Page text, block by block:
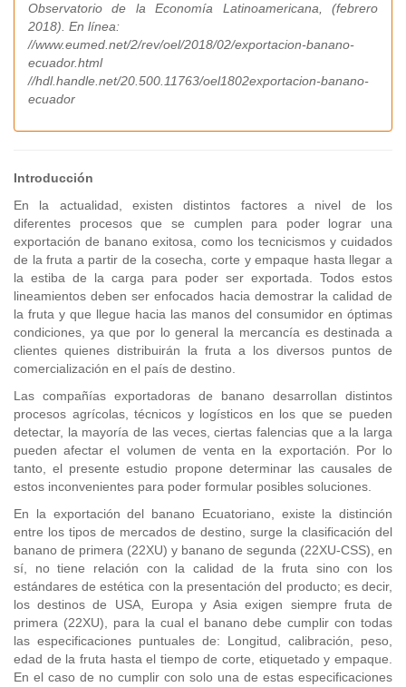
Observatorio de la Economía Latinoamericana, (febrero
2018). En línea:
//www.eumed.net/2/rev/oel/2018/02/exportacion-banano-
ecuador.html
//hdl.handle.net/20.500.11763/oel1802exportacion-banano-
ecuador
Introducción
En la actualidad, existen distintos factores a nivel de los
diferentes procesos que se cumplen para poder lograr una
exportación de banano exitosa, como los tecnicismos y cuidados
de la fruta a partir de la cosecha, corte y empaque hasta llegar a
la estiba de la carga para poder ser exportada. Todos estos
lineamientos deben ser enfocados hacia demostrar la calidad de
la fruta y que llegue hacia las manos del consumidor en óptimas
condiciones, ya que por lo general la mercancía es destinada a
clientes quienes distribuirán la fruta a los diversos puntos de
comercialización en el país de destino.
Las compañías exportadoras de banano desarrollan distintos
procesos agrícolas, técnicos y logísticos en los que se pueden
detectar, la mayoría de las veces, ciertas falencias que a la larga
pueden afectar el volumen de venta en la exportación. Por lo
tanto, el presente estudio propone determinar las causales de
estos inconvenientes para poder formular posibles soluciones.
En la exportación del banano Ecuatoriano, existe la distinción
entre los tipos de mercados de destino, surge la clasificación del
banano de primera (22XU) y banano de segunda (22XU-CSS), en
sí, no tiene relación con la calidad de la fruta sino con los
estándares de estética con la presentación del producto; es decir,
los destinos de USA, Europa y Asia exigen siempre fruta de
primera (22XU), para la cual el banano debe cumplir con todas
las especificaciones puntuales de: Longitud, calibración, peso,
edad de la fruta hasta el tiempo de corte, etiquetado y empaque.
En el caso de no cumplir con solo una de estas especificaciones